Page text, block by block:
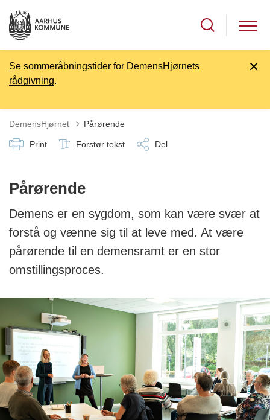
Se sommeråbningstider for DemensHjørnets
rådgivning.
DemensHjørnet Pårørende
Print Forstør tekst Del
Pårørende
Demens er en sygdom, som kan være svær at
forstå og vænne sig til at leve med. At være
pårørende til en demensramt er en stor
omstillingsproces.